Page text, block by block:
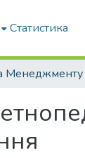
Статистика